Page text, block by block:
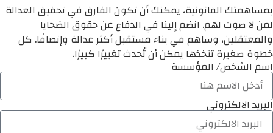
بمساهمتك القانونية، يمكنك أن تكون الفارق في تحقيق العدالة
لمن لا صوت لهم. انضم إلينا في الدفاع عن حقوق الضحايا
والمعتقلين، وساهم في بناء مستقبل أكثر عدالة وإنصافًا. كل
خطوة صغيرة تتخذها يمكن أن تُحدث تغييرًا كبيرًا.
اسم الشخص/ المؤسسة
البريد الالكتروني